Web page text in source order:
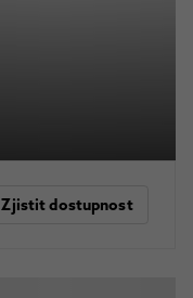
Zjistit dostupnost